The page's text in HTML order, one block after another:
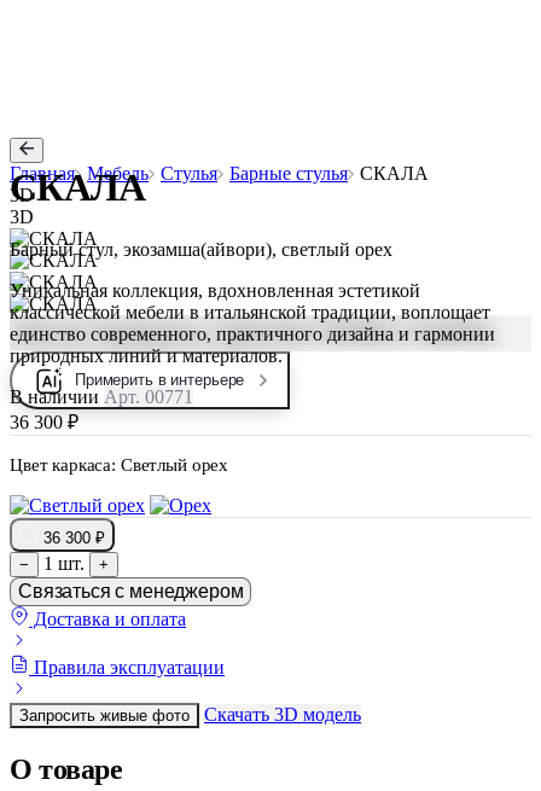
Главная Мебель Стулья Барные стулья СКАЛА
3D
3D
Примерить в интерьере
СКАЛА
Барный стул, экозамша(айвори), светлый орех
Уникальная коллекция, вдохновленная эстетикой
классической мебели в итальянской традиции, воплощает
единство современного, практичного дизайна и гармонии
природных линий и материалов.
В наличии Арт. 00771
36 300 ₽
Цвет каркаса: Светлый орех
36 300 ₽
−
1 шт. +
Связаться с менеджером
Доставка и оплата
Правила эксплуатации
Запросить живые фото Скачать 3D модель
О товаре